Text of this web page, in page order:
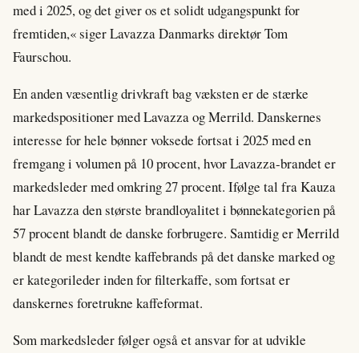
med i 2025, og det giver os et solidt udgangspunkt for
fremtiden,« siger Lavazza Danmarks direktør Tom
Faurschou.
En anden væsentlig drivkraft bag væksten er de stærke
markedspositioner med Lavazza og Merrild. Danskernes
interesse for hele bønner voksede fortsat i 2025 med en
fremgang i volumen på 10 procent, hvor Lavazza-brandet er
markedsleder med omkring 27 procent. Ifølge tal fra Kauza
har Lavazza den største brandloyalitet i bønnekategorien på
57 procent blandt de danske forbrugere. Samtidig er Merrild
blandt de mest kendte kaffebrands på det danske marked og
er kategorileder inden for filterkaffe, som fortsat er
danskernes foretrukne kaffeformat.
Som markedsleder følger også et ansvar for at udvikle